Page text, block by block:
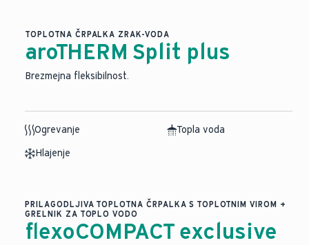
TOPLOTNA ČRPALKA ZRAK-VODA
aroTHERM Split plus
Brezmejna fleksibilnost.
Ogrevanje
Topla voda
Hlajenje
PRILAGODLJIVA TOPLOTNA ČRPALKA S TOPLOTNIM VIROM +
GRELNIK ZA TOPLO VODO
flexoCOMPACT exclusive